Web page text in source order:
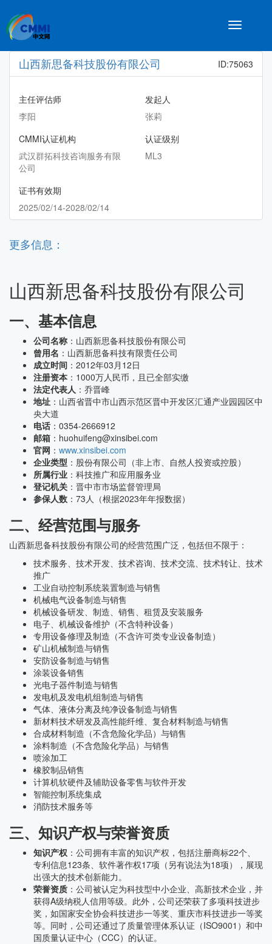
Toggle
山西新思备科技股份有限公司 ID:75063
主任评估师
李阳
发起人
张莉
CMMI认证机构
武汉群拓科技咨询服务有限
公司
认证级别
ML3
证书有效期
2025/02/14-2028/02/14
更多信息：
山西新思备科技股份有限公司
一、基本信息
公司名称 ：山西新思备科技股份有限公司
曾用名 ：山西新思备科技有限责任公司
成立时间 ：2012年03月12日
注册资本 ：1000万人民币，且已全部实缴
法定代表人 ：乔晋峰
地址 ：山西省晋中市山西示范区晋中开发区汇通产业园园区中
央大道
电话 ：0354-2666912
邮箱 ：huohuifeng@xinsibei.com
官网 ： www.xinsibei.com
企业类型 ：股份有限公司（非上市、自然人投资或控股）
所属行业 ：科技推广和应用服务业
登记机关 ：晋中市市场监督管理局
参保人数 ：73人（根据2023年年报数据）
二、经营范围与服务
山西新思备科技股份有限公司的经营范围广泛，包括但不限于：
技术服务、技术开发、技术咨询、技术交流、技术转让、技术
推广
工业自动控制系统装置制造与销售
机械电气设备制造与销售
机械设备研发、制造、销售、租赁及安装服务
电子、机械设备维护（不含特种设备）
专用设备修理及制造（不含许可类专业设备制造）
矿山机械制造与销售
安防设备制造与销售
涂装设备销售
光电子器件制造与销售
发电机及发电机组制造与销售
气体、液体分离及纯净设备制造与销售
新材料技术研发及高性能纤维、复合材料制造与销售
合成材料制造（不含危险化学品）与销售
涂料制造（不含危险化学品）与销售
喷涂加工
橡胶制品销售
计算机软硬件及辅助设备零售与软件开发
智能控制系统集成
消防技术服务等
三、知识产权与荣誉资质
知识产权 ：公司拥有丰富的知识产权，包括注册商标22个、
专利信息123条、软件著作权17项（另有说法为18项），展现
出强大的技术创新能力。
荣誉资质 ：公司被认定为科技型中小企业、高新技术企业，并
获得A级纳税人信用等级。此外，公司还荣获了多项科技进步
奖，如国家安全协会科技进步一等奖、重庆市科技进步一等奖
等。同时，公司还通过了质量管理体系认证（ISO9001）和中
国质量认证中心（CCC）的认证。